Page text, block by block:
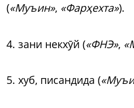
(«Муъин», «Фарҳехта»).
4. зани некхӯй («ФНЭ»,
5. хуб, писандида (